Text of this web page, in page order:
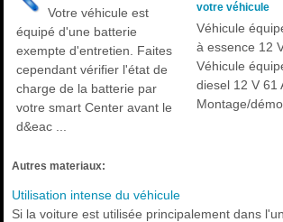
Votre véhicule est
équipé d'une batterie
exempte d'entretien. Faites
cependant vérifier l'état de
charge de la batterie par
votre smart Center avant le
d&eac ...
votre véhicule
Véhicule
à essence 12
Véhicule
diesel 12 V 61
Montage/
Autres materiaux:
Utilisation intense du véhicule
Si la voiture est utilisée principalement dans